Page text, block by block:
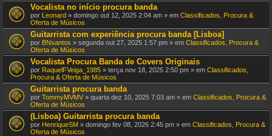
Vocalista no início procura banda
por Leonard » domingo out 12, 2025 2:04 am » em Classificados, Procura &
Oferta de Músicos
Guitarrista com experiência procura banda [Lisboa]
por BNsantos » segunda out 27, 2025 1:57 pm » em Classificados, Procura &
Oferta de Músicos
Vocalista Procura Banda de Covers Originais
por RaquelFVeiga_1985 » terça nov 18, 2025 2:50 pm » em Classificados,
Procura & Oferta de Músicos
Guitarrista procura banda
por TommyMVMV » quarta dez 10, 2025 7:03 am » em Classificados, Procura &
Oferta de Músicos
(Lisboa) Guitarrista procura banda
por HenriqueSM » domingo fev 08, 2026 2:45 pm » em Classificados, Procura &
Oferta de Músicos